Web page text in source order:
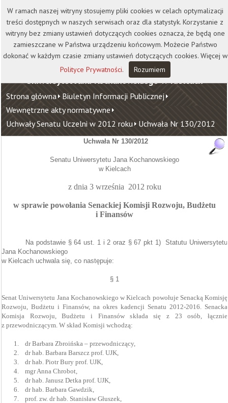
Kontakt Biblioteka
Wydawnictwo
Wirtualna Uczelnia
Uniwersytet Jana Kochanowskiego w Kielcach
Strona główna Biuletyn Informacji Publicznej
Wewnętrzne akty normatywne
Uchwały Senatu Uczelni w 2012 roku Uchwała Nr 130/2012
Uchwała Nr 130/2012
Senatu Uniwersytetu Jana Kochanowskiego
w Kielcach
z dnia 3 września 2012 roku
w sprawie powołania Senackiej Komisji Rozwoju, Budżetu
i Finansów
Na podstawie § 64 ust. 1 i 2 oraz § 67 pkt 1)
Statutu Uniwersytetu
Jana Kochanowskiego
w Kielcach uchwala się, co następuje:
§ 1
Senat Uniwersytetu Jana Kochanowskiego w Kielcach powołuje Senacką Komisję
Rozwoju, Budżetu i Finansów, na okres kadencji Senatu 2012-2016. Senacka
Komisja Rozwoju, Budżetu i Finansów składa się z 23 osób, łącznie
z przewodniczącym. W skład Komisji wchodzą:
1.
dr Barbara Zbroińska – przewodniczący,
2.
dr hab. Barbara Barszcz prof. UJK,
3.
dr hab. Piotr Bury prof. UJK,
4.
mgr Anna Chrobot,
5.
dr hab. Janusz Detka prof. UJK,
6.
dr hab. Barbara Gawdzik,
7.
prof. zw. dr hab. Stanisław Głuszek,
W ramach naszej witryny stosujemy pliki cookies w celach optymalizacji
treści dostępnych w naszych serwisach oraz dla statystyk. Korzystanie z
witryny bez zmiany ustawień dotyczących cookies oznacza, że będą one
zamieszczane w Państwa urządzeniu końcowym. Możecie Państwo
dokonać w każdym czasie zmiany ustawień dotyczących cookies. Więcej w
Polityce Prywatności. Rozumiem